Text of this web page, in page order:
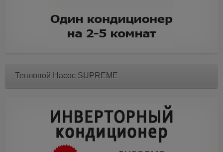
Тепловой Насос SUPREME